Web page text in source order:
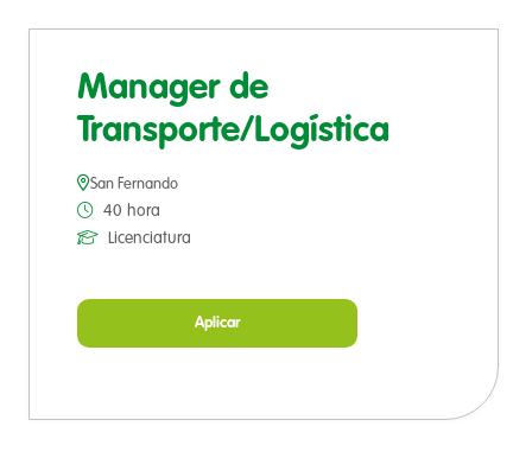
Manager de
Transporte/Logística
San Fernando
40 hora
Licenciatura
Aplicar